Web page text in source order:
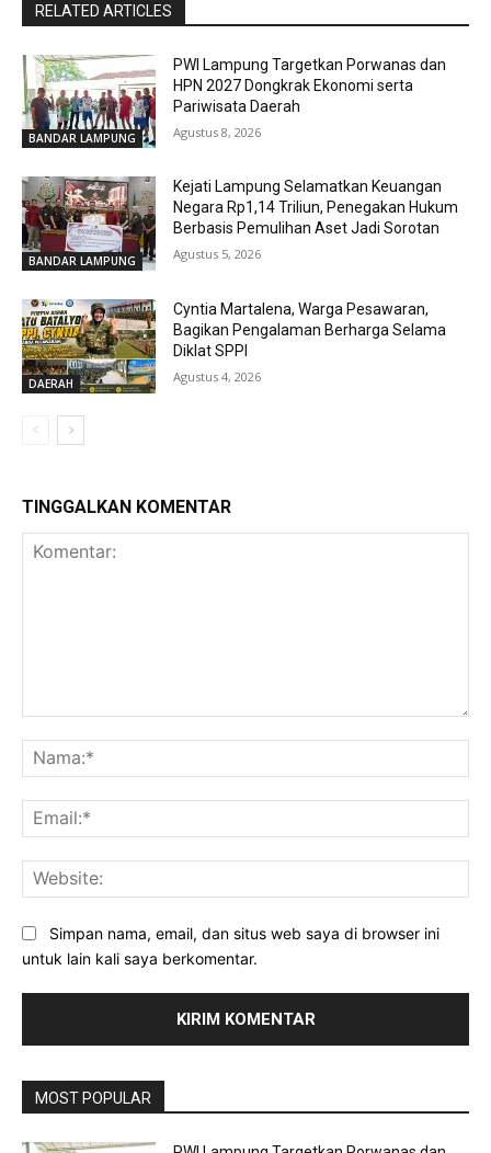
RELATED ARTICLES
BANDAR LAMPUNG
PWI Lampung Targetkan Porwanas dan
HPN 2027 Dongkrak Ekonomi serta
Pariwisata Daerah
Agustus 8, 2026
BANDAR LAMPUNG
Kejati Lampung Selamatkan Keuangan
Negara Rp1,14 Triliun, Penegakan Hukum
Berbasis Pemulihan Aset Jadi Sorotan
Agustus 5, 2026
DAERAH
Cyntia Martalena, Warga Pesawaran,
Bagikan Pengalaman Berharga Selama
Diklat SPPI
Agustus 4, 2026
TINGGALKAN KOMENTAR
Simpan nama, email, dan situs web saya di browser ini
untuk lain kali saya berkomentar.
MOST POPULAR